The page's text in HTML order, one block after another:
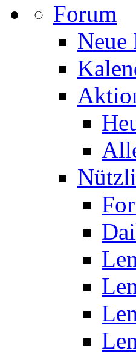
Forum
Neue